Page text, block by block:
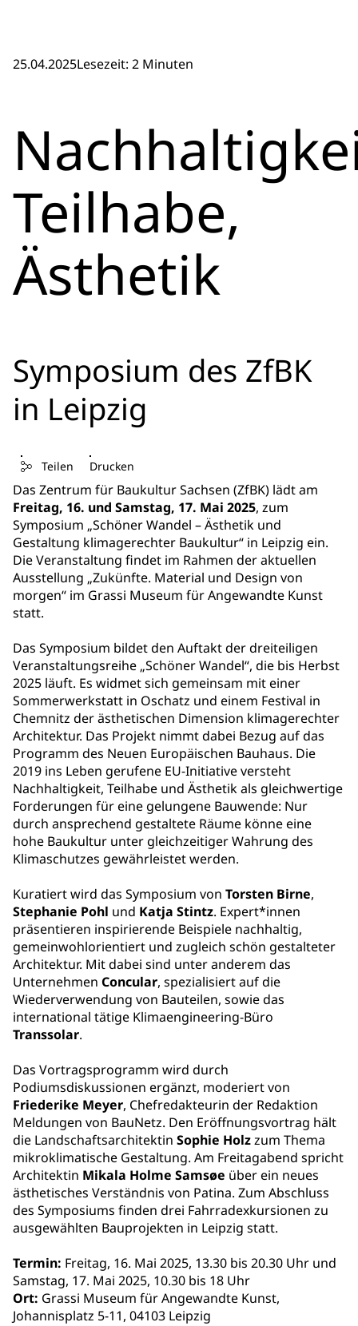
25.04.2025Lesezeit: 2 Minuten
Teilhabe,
Ästhetik
Symposium des ZfBK
in Leipzig
Teilen Drucken
Das Zentrum für Baukultur Sachsen (ZfBK) lädt am
Freitag, 16. und Samstag, 17. Mai 2025, zum
Symposium „Schöner Wandel – Ästhetik und
Gestaltung klimagerechter Baukultur“ in Leipzig ein.
Die Veranstaltung findet im Rahmen der aktuellen
Ausstellung „Zukünfte. Material und Design von
morgen“ im Grassi Museum für Angewandte Kunst
statt.
Das Symposium bildet den Auftakt der dreiteiligen
Veranstaltungsreihe „Schöner Wandel“, die bis Herbst
2025 läuft. Es widmet sich gemeinsam mit einer
Sommerwerkstatt in Oschatz und einem Festival in
Chemnitz der ästhetischen Dimension klimagerechter
Architektur. Das Projekt nimmt dabei Bezug auf das
Programm des Neuen Europäischen Bauhaus. Die
2019 ins Leben gerufene EU-Initiative versteht
Nachhaltigkeit, Teilhabe und Ästhetik als gleichwertige
Forderungen für eine gelungene Bauwende: Nur
durch ansprechend gestaltete Räume könne eine
hohe Baukultur unter gleichzeitiger Wahrung des
Klimaschutzes gewährleistet werden.
Kuratiert wird das Symposium von Torsten Birne,
Stephanie Pohl und Katja Stintz. Expert*innen
präsentieren inspirierende Beispiele nachhaltig,
gemeinwohlorientiert und zugleich schön gestalteter
Architektur. Mit dabei sind unter anderem das
Unternehmen Concular, spezialisiert auf die
Wiederverwendung von Bauteilen, sowie das
international tätige Klimaengineering-Büro
Transsolar.
Das Vortragsprogramm wird durch
Podiumsdiskussionen ergänzt, moderiert von
Friederike Meyer, Chefredakteurin der Redaktion
Meldungen von BauNetz. Den Eröffnungsvortrag hält
die Landschaftsarchitektin Sophie Holzzum Thema
mikroklimatische Gestaltung. Am Freitagabend spricht
Architektin Mikala Holme Samsøe über ein neues
ästhetisches Verständnis von Patina. Zum Abschluss
des Symposiums finden drei Fahrradexkursionen zu
ausgewählten Bauprojekten in Leipzig statt.
Termin: Freitag, 16. Mai 2025, 13.30 bis 20.30 Uhr und
Samstag, 17. Mai 2025, 10.30 bis 18 Uhr
Ort: Grassi Museum für Angewandte Kunst,
Johannisplatz 5-11, 04103 Leipzig